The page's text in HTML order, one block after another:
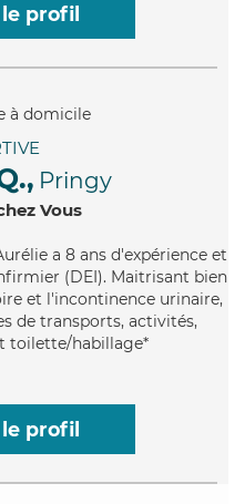
profil
Pringy
Vous
a 8 ans d'expérience et
(DEI). Maitrisant bien
et l'incontinence urinaire,
de transports, activités,
toilette/habillage*
profil